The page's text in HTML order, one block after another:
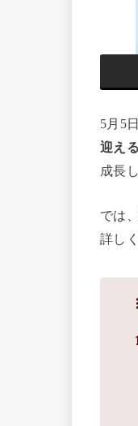
5月5
迎え
成長
では
詳し